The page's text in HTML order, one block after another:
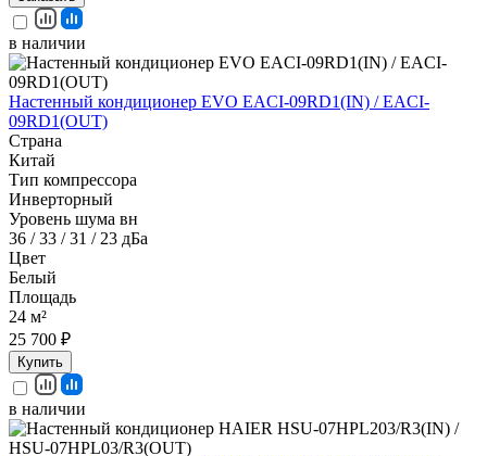
в наличии
Настенный кондиционер EVO EACI-09RD1(IN) / EACI-
09RD1(OUT)
Страна
Китай
Тип компрессора
Инверторный
Уровень шума вн
36 / 33 / 31 / 23 дБа
Цвет
Белый
Площадь
24 м²
25 700 ₽
Купить
в наличии